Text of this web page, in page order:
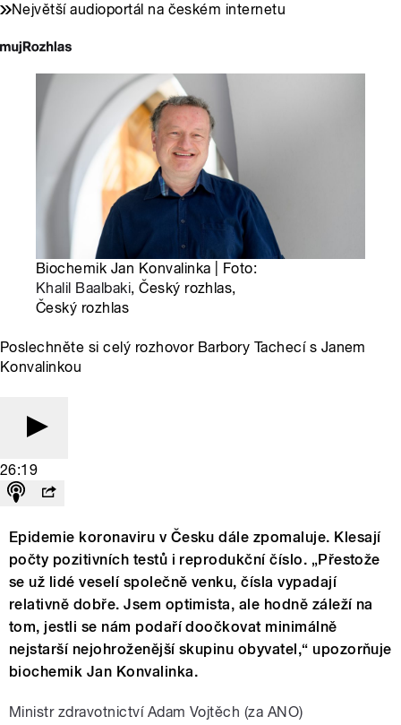
Největší audioportál na českém internetu
Biochemik Jan Konvalinka | Foto:
Khalil Baalbaki, Český rozhlas,
Český rozhlas
Poslechněte si celý rozhovor Barbory Tachecí s Janem
Konvalinkou
26:19
Epidemie koronaviru v Česku dále zpomaluje. Klesají
počty pozitivních testů i reprodukční číslo. „Přestože
se už lidé veselí společně venku, čísla vypadají
relativně dobře. Jsem optimista, ale hodně záleží na
tom, jestli se nám podaří doočkovat minimálně
nejstarší nejohroženější skupinu obyvatel,“ upozorňuje
biochemik Jan Konvalinka.
Ministr zdravotnictví Adam Vojtěch (za ANO)